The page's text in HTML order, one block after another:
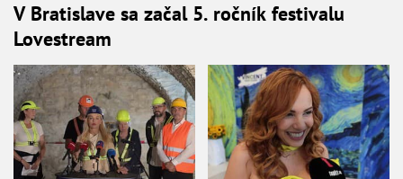
V Bratislave sa začal 5. ročník festivalu
Lovestream